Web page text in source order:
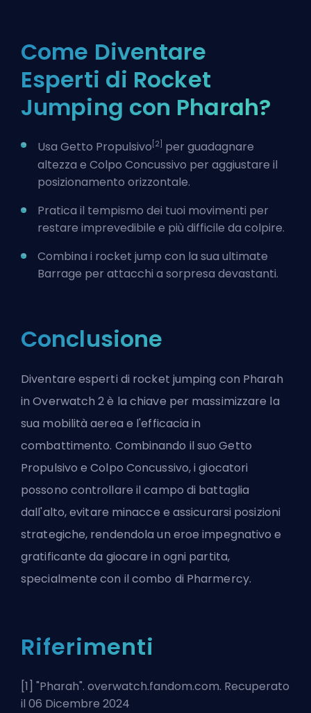
Come Diventare
Esperti di Rocket
Jumping con Pharah?
Usa Getto Propulsivo [2]
per guadagnare
altezza e Colpo Concussivo per aggiustare il
posizionamento orizzontale.
Pratica il tempismo dei tuoi movimenti per
restare imprevedibile e più difficile da colpire.
Combina i rocket jump con la sua ultimate
Barrage per attacchi a sorpresa devastanti.
Conclusione
Diventare esperti di rocket jumping con Pharah
in Overwatch 2 è la chiave per massimizzare la
sua mobilità aerea e l'efficacia in
combattimento. Combinando il suo Getto
Propulsivo e Colpo Concussivo, i giocatori
possono controllare il campo di battaglia
dall'alto, evitare minacce e assicurarsi posizioni
strategiche, rendendola un eroe impegnativo e
gratificante da giocare in ogni partita,
specialmente con il combo di Pharmercy.
Riferimenti
[1] "Pharah". overwatch.fandom.com. Recuperato
il 06 Dicembre 2024